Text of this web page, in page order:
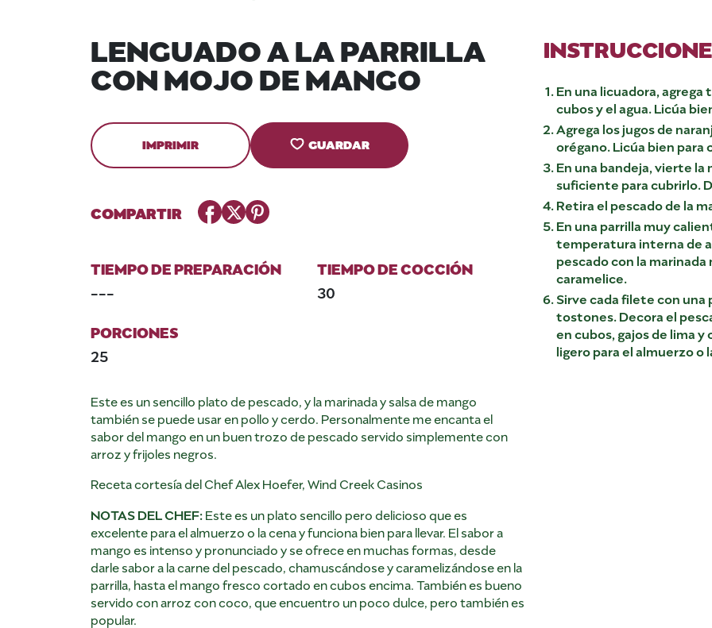
LENGUADO A LA PARRILLA
CON MOJO DE MANGO
IMPRIMIR GUARDAR
COMPARTIR Facebook
TwitterPinterest
TIEMPO DE PREPARACIÓN
---
TIEMPO DE COCCIÓN
30
PORCIONES
25
Este es un sencillo plato de pescado, y la marinada y salsa de mango
también se puede usar en pollo y cerdo. Personalmente me encanta el
sabor del mango en un buen trozo de pescado servido simplemente con
arroz y frijoles negros.
Receta cortesía del Chef Alex Hoefer, Wind Creek Casinos
NOTAS DEL CHEF:Este es un plato sencillo pero delicioso que es
excelente para el almuerzo o la cena y funciona bien para llevar. El sabor a
mango es intenso y pronunciado y se ofrece en muchas formas, desde
darle sabor a la carne del pescado, chamuscándose y caramelizándose en la
parrilla, hasta el mango fresco cortado en cubos encima. También es bueno
servido con arroz con coco, que encuentro un poco dulce, pero también es
popular.
En una licuadora,
cubos y el agua. Licúa
Agrega los jugos de
orégano. Licúa bien para
En una bandeja, vierte la
suficiente para cubrirlo.
Retira el pescado de la
En una parrilla muy
temperatura interna de
pescado con la marinada
caramelice.
Sirve cada filete con una
tostones. Decora el
en cubos, gajos de lima
ligero para el almuerzo o